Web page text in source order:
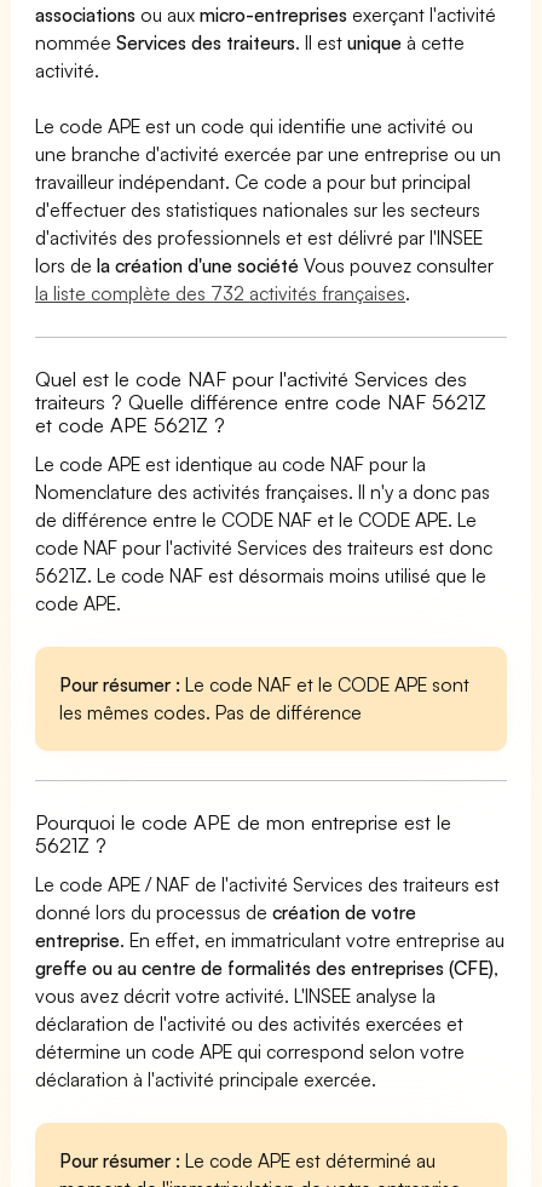
associations ou auxmicro-entreprises exerçant l'activité
nomméeServices des traiteurs. Il estunique à cette
activité.
Le code APE est un code qui identifie une activité ou
une branche d'activité exercée par une entreprise ou un
travailleur indépendant. Ce code a pour but principal
d'effectuer des statistiques nationales sur les secteurs
d'activités des professionnels et est délivré par l'INSEE
lors dela création d'une société Vous pouvez consulter
la liste complète des 732 activités françaises.
Quel est le code NAF pour l'activité Services des
traiteurs ? Quelle différence entre code NAF 5621Z
et code APE 5621Z ?
Le code APE est identique au code NAF pour la
Nomenclature des activités françaises. Il n'y a donc pas
de différence entre le CODE NAF et le CODE APE. Le
code NAF pour l'activité Services des traiteurs est donc
5621Z. Le code NAF est désormais moins utilisé que le
code APE.
Pour résumer : Le code NAF et le CODE APE sont
les mêmes codes. Pas de différence
Pourquoi le code APE de mon entreprise est le
5621Z ?
Le code APE / NAF de l'activité Services des traiteurs est
donné lors du processus decréation de votre
entreprise. En effet, en immatriculant votre entreprise au
greffe ou au centre de formalités des entreprises (CFE),
vous avez décrit votre activité. L'INSEE analyse la
déclaration de l'activité ou des activités exercées et
détermine un code APE qui correspond selon votre
déclaration à l'activité principale exercée.
Pour résumer : Le code APE est déterminé au